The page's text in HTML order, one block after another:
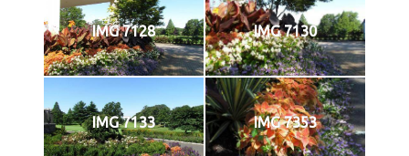
IMG 7128 IMG 7130
IMG 7133 IMG 7353